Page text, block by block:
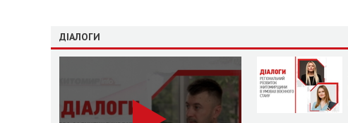
ДІАЛОГИ